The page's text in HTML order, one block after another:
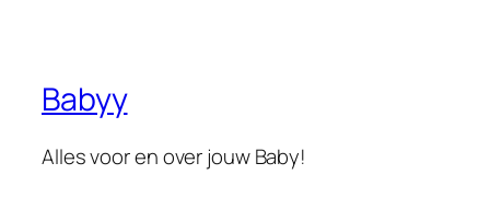
Babyy
Alles voor en over jouw Baby!